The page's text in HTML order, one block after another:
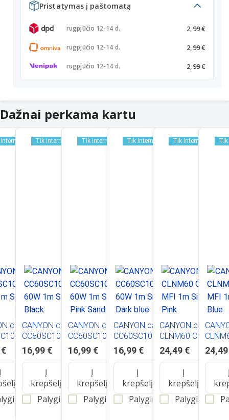
Pristatymas į paštomatą
rugpjūčio 12-14 d. 2,99 €
rugpjūčio 12-14 d. 2,99 €
rugpjūčio 12-14 d. 2,99 €
Dažnai perkama kartu
cable
C-C
Silicon
Tik internetu
CANYON cable
CC60SC10 C-C
60W 1m Silicon
Black
16,99 €
Į
krepšelį
Palyginti
Tik internetu
CANYON cable
CC60SC10 C-C
60W 1m Silicon
Pink Sand
16,99 €
Į
krepšelį
Palyginti
Tik internetu
CANYON cable
CC60SC10 C-C
60W 1m Silicon
Dark blue
16,99 €
Į
krepšelį
Palyginti
Tik internetu
CANYON cable
CLNM60 C-L 60W
MFI 1m Silicon Pink
24,49 €
Į
krepšelį
Palyginti
Tik
MFI
Blue